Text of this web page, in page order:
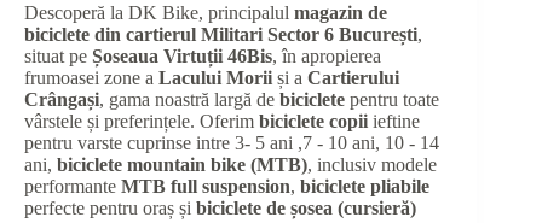
Descoperă la DK Bike, principalul magazin de
biciclete din cartierul Militari Sector 6 București,
situat pe Șoseaua Virtuții 46Bis, în apropierea
frumoasei zone a Lacului Morii și a Cartierului
Crângași, gama noastră largă de biciclete pentru toate
vârstele și preferințele. Oferim biciclete copii ieftine
pentru varste cuprinse intre 3- 5 ani ,7 - 10 ani, 10 - 14
ani, biciclete mountain bike (MTB), inclusiv modele
performante MTB full suspension, biciclete pliabile
perfecte pentru oraș și biciclete de șosea (cursieră)